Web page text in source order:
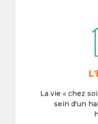
La vie « chez
sein d'un